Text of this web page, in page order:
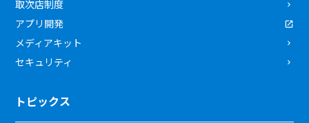
取次店制度
アプリ開発
メディアキット
セキュリティ
トピックス